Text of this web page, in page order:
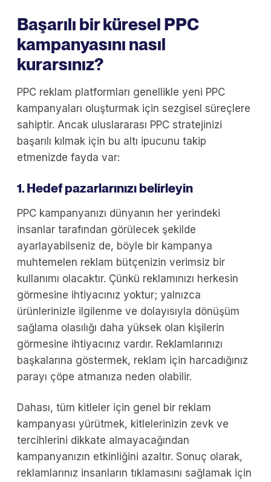
Başarılı bir küresel PPC
kampanyasını nasıl
kurarsınız?
PPC reklam platformları genellikle yeni PPC
kampanyaları oluşturmak için sezgisel süreçlere
sahiptir. Ancak uluslararası PPC stratejinizi
başarılı kılmak için bu altı ipucunu takip
etmenizde fayda var:
1. Hedef pazarlarınızı belirleyin
PPC kampanyanızı dünyanın her yerindeki
insanlar tarafından görülecek şekilde
ayarlayabilseniz de, böyle bir kampanya
muhtemelen reklam bütçenizin verimsiz bir
kullanımı olacaktır. Çünkü reklamınızı herkesin
görmesine ihtiyacınız yoktur; yalnızca
ürünlerinizle ilgilenme ve dolayısıyla dönüşüm
sağlama olasılığı daha yüksek olan kişilerin
görmesine ihtiyacınız vardır. Reklamlarınızı
başkalarına göstermek, reklam için harcadığınız
parayı çöpe atmanıza neden olabilir.
Dahası, tüm kitleler için genel bir reklam
kampanyası yürütmek, kitlelerinizin zevk ve
tercihlerini dikkate almayacağından
kampanyanızın etkinliğini azaltır. Sonuç olarak,
reklamlarınız insanların tıklamasını sağlamak için